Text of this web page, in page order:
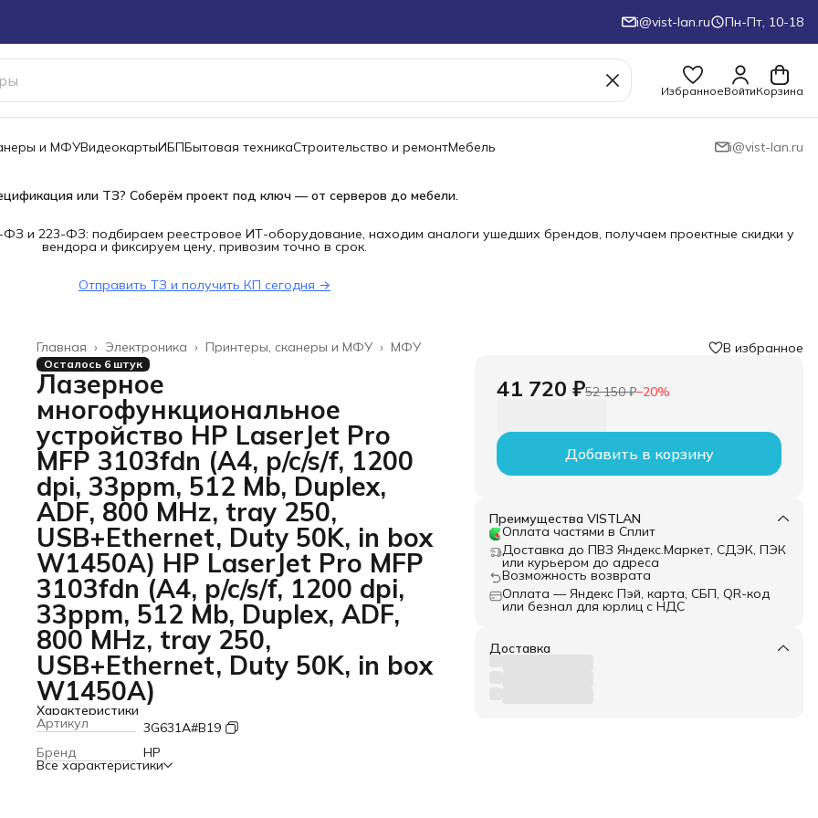
i@vist-lan.ru Пн-Пт, 10-18
ИзбранноеВойтиКорзина
и МФУВидеокартыИБПБытовая техникаСтроительство и ремонтМебель i@vist-lan.ru
или ТЗ? Соберём проект под ключ — от серверов до мебели.
и 223-ФЗ: подбираем реестровое ИТ-оборудование, находим аналоги ушедших брендов, получаем проектные скидки у
вендора и фиксируем цену, привозим точно в срок.
Отправить ТЗ и получить КП сегодня →
МФУ
Принтеры, сканеры и МФУ ›
Электроника ›
Главная ›
Осталось 6 штук
Лазерное
многофункциональное
устройство HP LaserJet Pro
MFP 3103fdn (A4, p/c/s/f, 1200
dpi, 33ppm, 512 Mb, Duplex,
ADF, 800 MHz, tray 250,
USB+Ethernet, Duty 50K, in box
W1450A) HP LaserJet Pro MFP
3103fdn (A4, p/c/s/f, 1200 dpi,
33ppm, 512 Mb, Duplex, ADF,
800 MHz, tray 250,
USB+Ethernet, Duty 50K, in box
W1450A)
Характеристики
Артикул
3G631A#B19
Бренд
HP
Все характеристики
В избранное
41 720 ₽52 150 ₽−20%
Добавить в корзину
Преимущества VISTLAN
Оплата частями в Сплит
Доставка до ПВЗ Яндекс.Маркет, СДЭК, ПЭК
или курьером до адреса
Возможность возврата
Оплата — Яндекс Пэй, карта, СБП, QR-код
или безнал для юрлиц с НДС
Доставка